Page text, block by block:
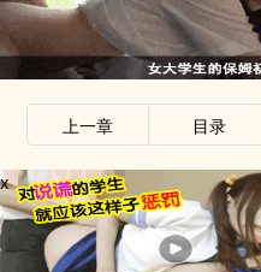
上一章 目录
x